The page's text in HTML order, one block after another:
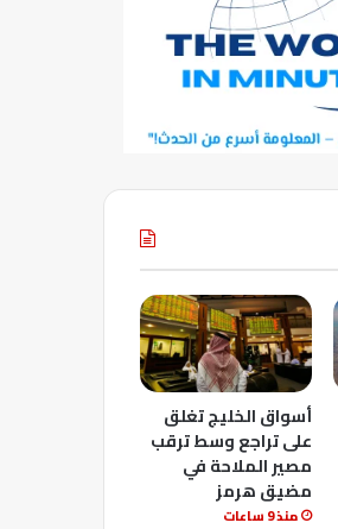
أسواق الخليج تغلق
على تراجع وسط ترقب
مصير الملاحة في
مضيق هرمز
منذ 9 ساعات